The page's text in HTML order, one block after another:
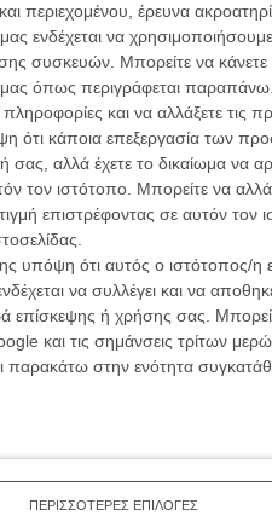
περιεχομένου, έρευνα
ενδέχεται να
συσκευών. Μπορείτε να κάνετε
όπως περιγράφεται
και να αλλάξετε τις
ότι κάποια επεξεργασία των
σας, αλλά έχετε το δικαίωμα να
τον ιστότοπο. Μπορείτε να
επιστρέφοντας σε αυτόν τον
υπόψη ότι αυτός ο ιστότοπος/η
να συλλέγει και να
επίσκεψης ή χρήσης σας.
και τις σημάνσεις τρίτων
παρακάτω στην ενότητα
ΠΕΡΙΣΣΟΤΕΡΕΣ ΕΠΙΛΟΓΕΣ
ΑΡΘΡΑ
Teaser trailer για
παρέα με τους